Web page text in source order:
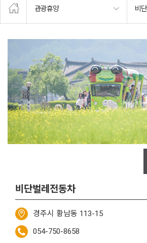
관광휴양 비
비단벌레전동차
경주시 황남동 113-15
054-750-8658